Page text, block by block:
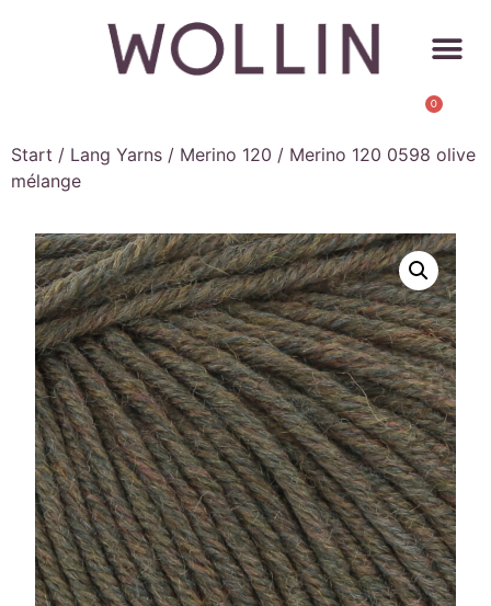
0
Start / Lang Yarns / Merino 120 / Merino 120 0598 olive
mélange